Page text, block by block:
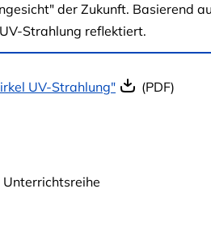
der Zukunft. Basierend
Strahlung reflektiert.
UV-Strahlung"
(PDF)